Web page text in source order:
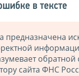
в тексте
предназначена
сайта ФНС